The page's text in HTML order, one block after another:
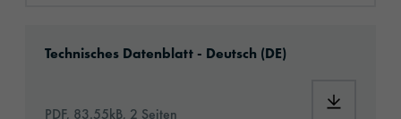
Technisches Datenblatt - Deutsch (DE)
PDF, 83.55kB, 2 Seiten